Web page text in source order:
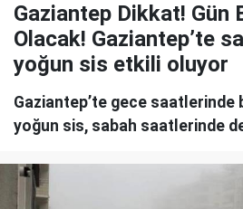
Gaziantep Dikkat! Gün
Olacak! Gaziantep’te
yoğun sis etkili oluyor
Gaziantep’te gece saatlerinde
yoğun sis, sabah saatlerinde